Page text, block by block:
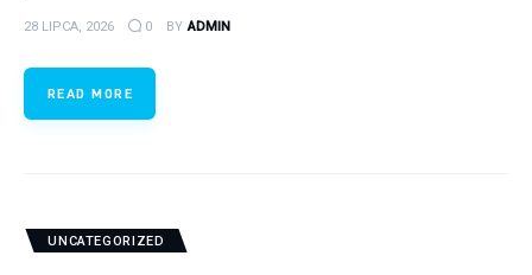
28 LIPCA, 2026 0 BY ADMIN
READ MORE
UNCATEGORIZED